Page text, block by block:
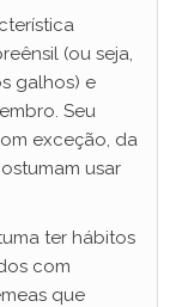
(ou seja,
galhos) e
Seu
exceção, da
usar
ter hábitos
com
que